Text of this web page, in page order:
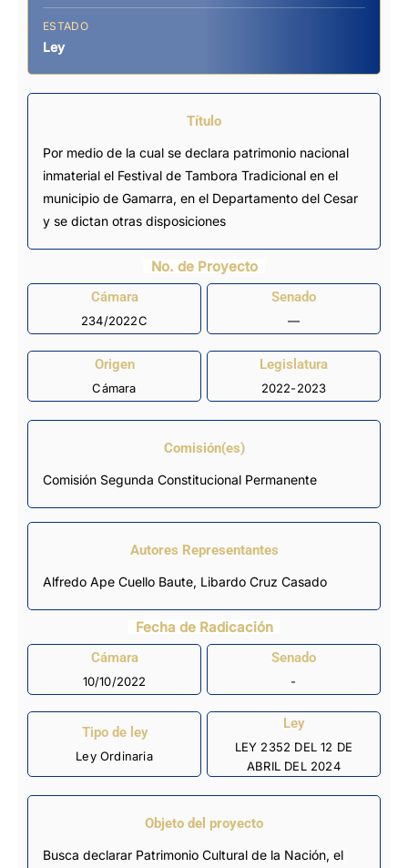
ESTADO
Ley
Título
Por medio de la cual se declara patrimonio nacional
inmaterial el Festival de Tambora Tradicional en el
municipio de Gamarra, en el Departamento del Cesar
y se dictan otras disposiciones
No. de Proyecto
Cámara
234/2022C
Senado
—
Origen
Cámara
Legislatura
2022-2023
Comisión(es)
Comisión Segunda Constitucional Permanente
Autores Representantes
Alfredo Ape Cuello Baute, Libardo Cruz Casado
Fecha de Radicación
Cámara
10/10/2022
Senado
-
Tipo de ley
Ley Ordinaria
Ley
LEY 2352 DEL 12 DE
ABRIL DEL 2024
Objeto del proyecto
Busca declarar Patrimonio Cultural de la Nación, el